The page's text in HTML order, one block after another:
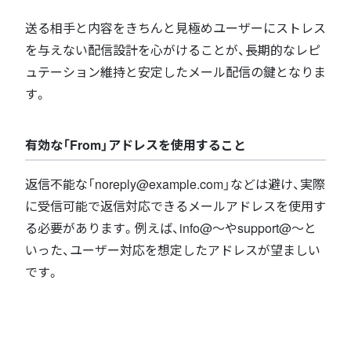
送る相手と内容をきちんと見極めユーザーにストレス
を与えない配信設計を心がけることが、長期的なレピ
ュテーション維持と安定したメール配信の鍵となりま
す。
有効な「From」アドレスを使用すること
返信不能な「noreply@example.com」などは避け、実際
に受信可能で返信対応できるメールアドレスを使用す
る必要があります。例えば、info@～やsupport@～と
いった、ユーザー対応を想定したアドレスが望ましい
です。